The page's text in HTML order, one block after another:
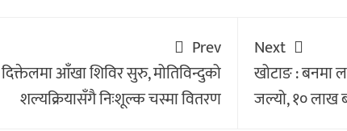
Prev
दिक्तेलमा आँखा शिविर सुरु, मोतिविन्दुको
शल्यक्रियासँगै निःशूल्क चस्मा वितरण
Next
खोटाङ : बनमा
जल्यो, १० लाख